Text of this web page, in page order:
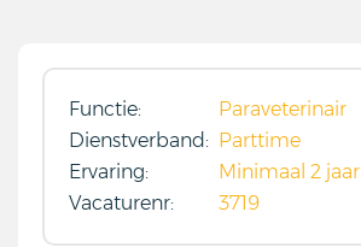
Functie:
Paraveterinair
Dienstverband: Parttime
Ervaring:
Minimaal 2 jaar
Vacaturenr:
3719